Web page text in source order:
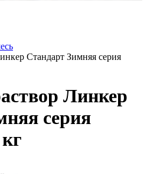
Стандарт Зимняя серия
Линкер
серия